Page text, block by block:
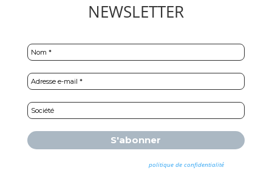
NEWSLETTER
politique de confidentialitépour
plus d’informations.